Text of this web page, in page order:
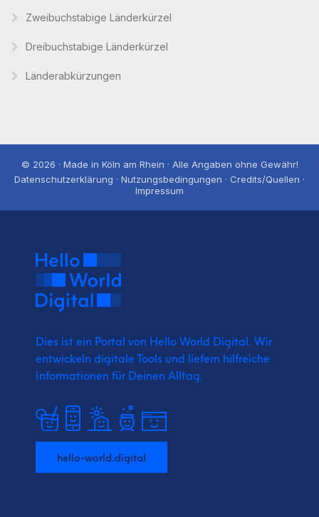
Zweibuchstabige Länderkürzel
Dreibuchstabige Länderkürzel
Länderabkürzungen
© 2026 · Made in Köln am Rhein · Alle Angaben ohne Gewähr!
Datenschutzerklärung · Nutzungsbedingungen · Credits/Quellen ·
Impressum
Dies ist ein Portal von Hello World Digital. Wir
entwickeln digitale Tools und liefern hilfreiche
Informationen für Deinen Alltag.
hello-world.digital